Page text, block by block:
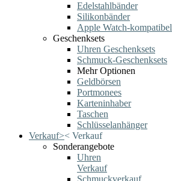
Edelstahlbänder
Silikonbänder
Apple Watch-kompatibel
Geschenksets
Uhren Geschenksets
Schmuck-Geschenksets
Mehr Optionen
Geldbörsen
Portmonees
Karteninhaber
Taschen
Schlüsselanhänger
Verkauf>< Verkauf
Sonderangebote
Uhren
Verkauf
Schmuckverkauf